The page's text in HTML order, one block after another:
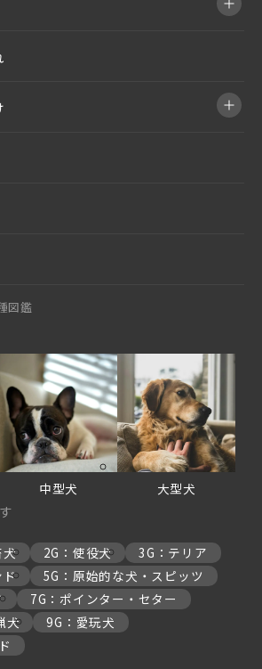
図鑑
中型犬 大型犬
犬 2G：使役犬
3G：テリア
ド
5G：原始的な犬・スピッツ
7G：ポインター・セター
犬
9G：愛玩犬